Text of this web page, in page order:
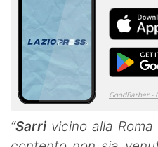
“Sarri vicino alla